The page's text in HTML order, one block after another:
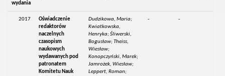
wydania
2017
Oświadczenie
redaktorów
naczelnych
czasopism
naukowych
wydawanych pod
patronatem
Komitetu Nauk
Dudzikowa, Maria;
Kwiatkowska,
Henryka; Śliwerski,
Bogusław; Theiss,
Wiesław;
Konopczyński, Marek;
Jamrożek, Wiesław;
Leppert, Roman;
- -